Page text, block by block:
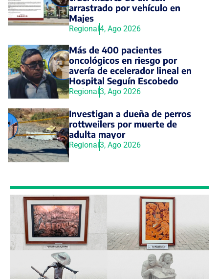
arrastrado por vehículo en
Majes
Regional4, Ago 2026
Más de 400 pacientes
oncológicos en riesgo por
avería de ecelerador lineal en
Hospital Seguín Escobedo
Regional3, Ago 2026
Investigan a dueña de perros
rottweilers por muerte de
adulta mayor
Regional3, Ago 2026